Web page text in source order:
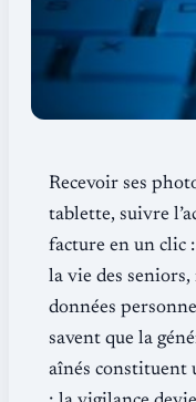
Recevoir ses
tablette, suivre
facture en un clic
la vie des seniors,
données
savent que la
aînés constituent